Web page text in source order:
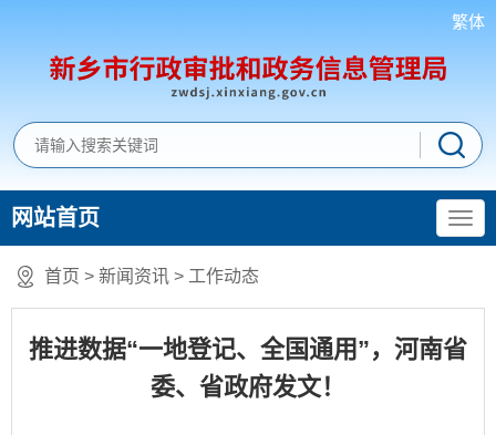
繁体
网站首页
首页 > 新闻资讯 > 工作动态
推进数据“一地登记、全国通用”，河南省
委、省政府发文！